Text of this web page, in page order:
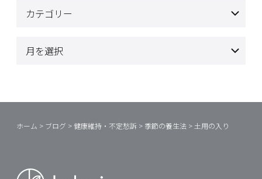
ホーム > ブログ >健康維持・不定愁訴 > 季節の養生法 > 土用の入り